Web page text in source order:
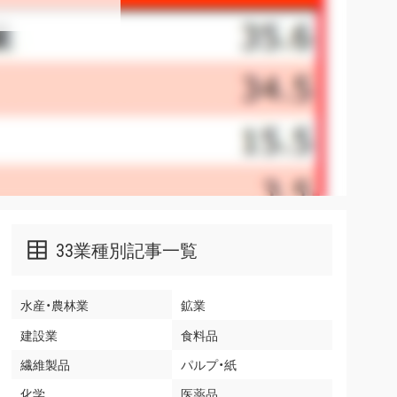
33業種別記事一覧
水産・農林業
鉱業
建設業
食料品
繊維製品
パルプ・紙